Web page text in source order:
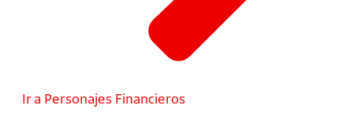
Ir a Personajes Financieros